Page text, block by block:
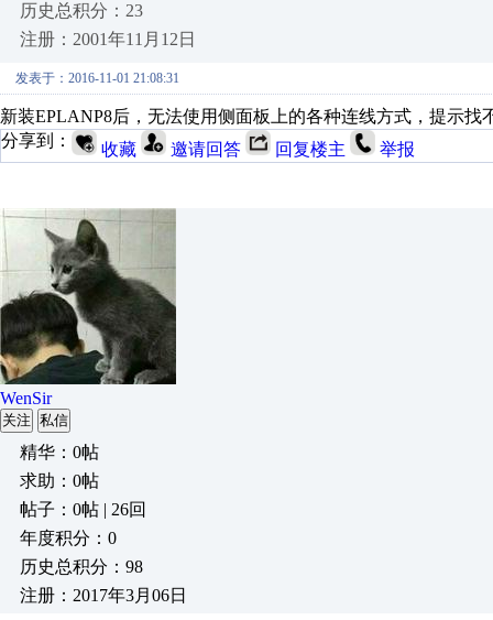
历史总积分：23
注册：2001年11月12日
发表于：2016-11-01 21:08:31
新装EPLANP8后，无法使用侧面板上的各种连线方式，提示
分享到：
收藏 邀请回答 回复楼主 举报
WenSir
关注 私信
精华：0帖
求助：0帖
帖子：0帖 | 26回
年度积分：0
历史总积分：98
注册：2017年3月06日